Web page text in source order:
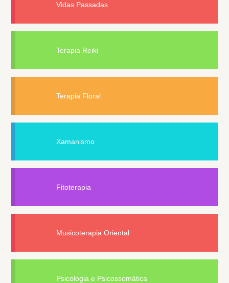
Vidas Passadas
Terapia Reiki
Terapia Floral
Xamanismo
Fitoterapia
Musicoterapia Oriental
Psicologia e Psicossomática